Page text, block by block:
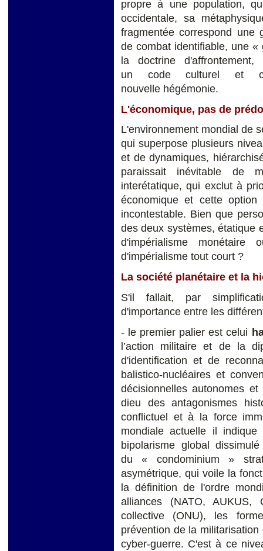
propre à une population,
occidentale, sa
fragmentée correspond une
de combat identifiable, une
la doctrine
un code culturel et
nouvelle hégémonie.
L'économique, pas de
L'environnement mondial de
qui superpose plusieurs
et de dynamiques,
paraissait inévitable de
interétatique, qui exclut à
économique et cette
incontestable. Bien que
des deux systèmes, étatique
d'impérialisme
d'impérialisme tout court ?
La société planétaire et la
S'il fallait, par
d'importance entre les
- le premier palier est celui
l’action militaire et de la
d'identification et de
balistico-nucléaires et
décisionnelles autonomes
dieu des antagonismes
conflictuel et à la force
mondiale actuelle il
bipolarisme global
du « condominium »
asymétrique, qui voile la
la définition de l'ordre
alliances (NATO,
collective (ONU), les
prévention de la
cyber-guerre. C'est à ce